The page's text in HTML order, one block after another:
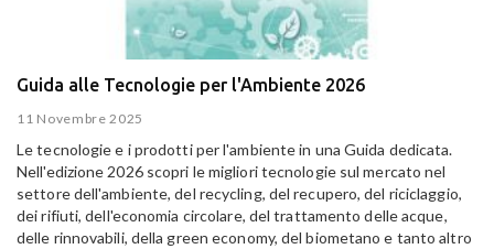
Guida alle Tecnologie per l'Ambiente 2026
11 Novembre 2025
Le tecnologie e i prodotti per l'ambiente in una Guida dedicata.
Nell'edizione 2026 scopri le migliori tecnologie sul mercato nel
settore dell'ambiente, del recycling, del recupero, del riciclaggio,
dei rifiuti, dell'economia circolare, del trattamento delle acque,
delle rinnovabili, della green economy, del biometano e tanto altro